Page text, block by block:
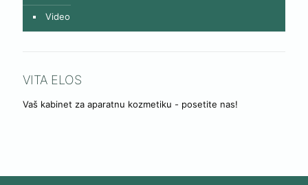
Video
VITA ELOS
Vaš kabinet za aparatnu kozmetiku - posetite nas!